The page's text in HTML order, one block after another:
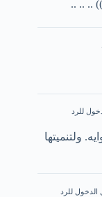
.. .. ..
للرد
ولتنميتها
للرد